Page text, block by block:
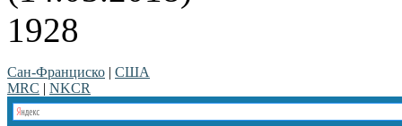
1928
Сан-Франциско | США
MRC | NKCR